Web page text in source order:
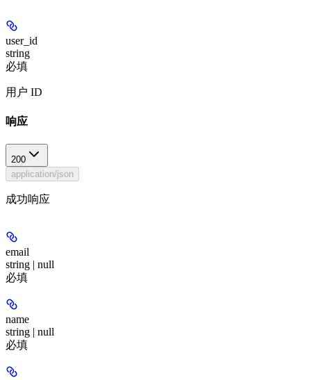
user_id
string
必填
用户 ID
响应
200
application/json
成功响应
email
string | null
必填
name
string | null
必填